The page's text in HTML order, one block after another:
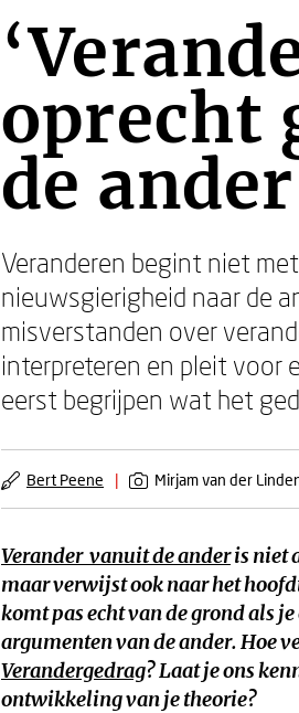
oprecht
de
Veranderen begint niet
nieuwsgierigheid naar de
misverstanden over
interpreteren en pleit voor
eerst begrijpen wat het
Bert Peene | Mirjam van der
Verander vanuit de anderis niet
maar verwijst ook naar het
komt pas echt van de grond als
argumenten van de ander. Hoe
Verandergedrag? Laat je ons
ontwikkeling van je theorie?